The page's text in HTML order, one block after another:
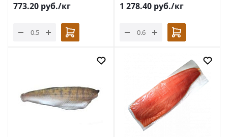
773.20 руб./кг 1 278.40 руб./кг